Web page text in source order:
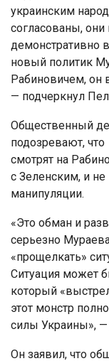
украинским
согласованы, они
демонстративно
новый политик
Рабиновичем, он
— подчеркнул
Общественный
подозревают,
смотрят на
с Зеленским, и не
манипуляции.
«Это обман и
серьезно
«прощелкать»
Ситуация может
который
этот монстр
силы Украины»,
Он заявил, что